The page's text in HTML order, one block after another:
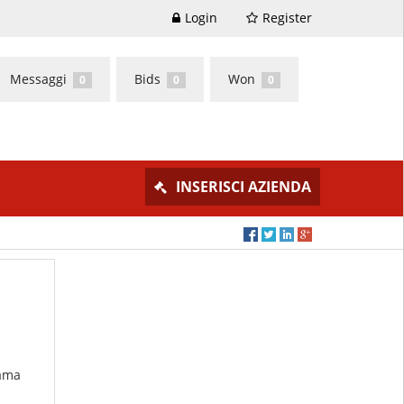
Login Register
Messaggi 0 Bids 0 Won 0
INSERISCI AZIENDA